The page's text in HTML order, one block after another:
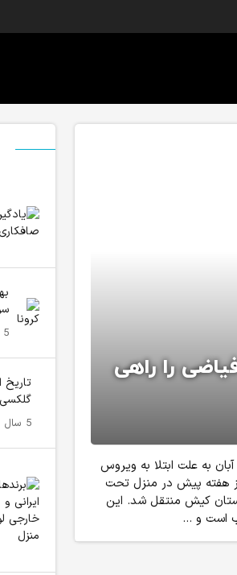
را راهی
رضا فیاضی هنرمند پیشکسوت کشورمان سه شنبه ۲۵ آبان به علت ابتلا به ویروس
هفته پیش در منزل تحت
کیش منتقل شد. این
است و ...
5 سال پیش
گلکسی S21 FE 5G فاش شده است
5 سال پیش